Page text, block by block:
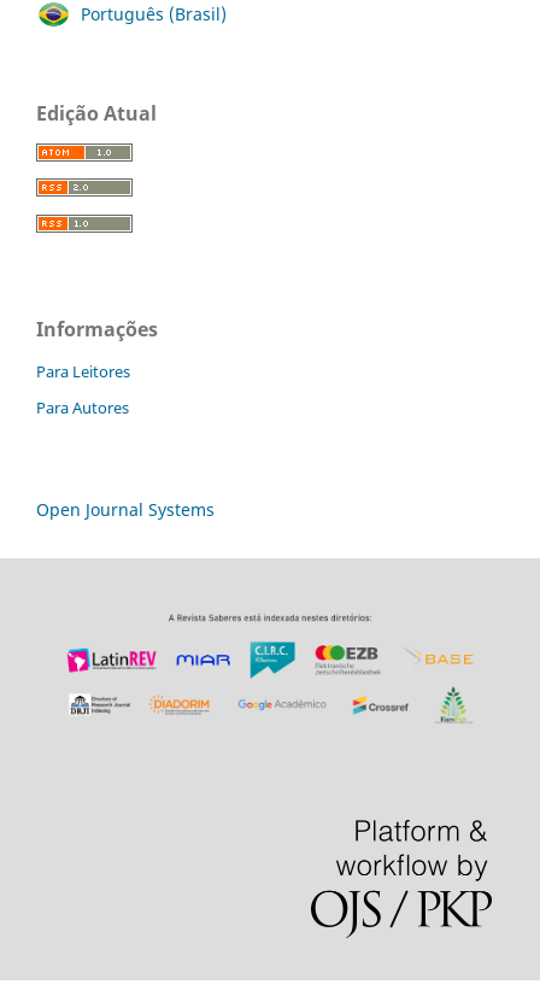
Português (Brasil)
Edição Atual
Informações
Para Leitores
Para Autores
Open Journal Systems